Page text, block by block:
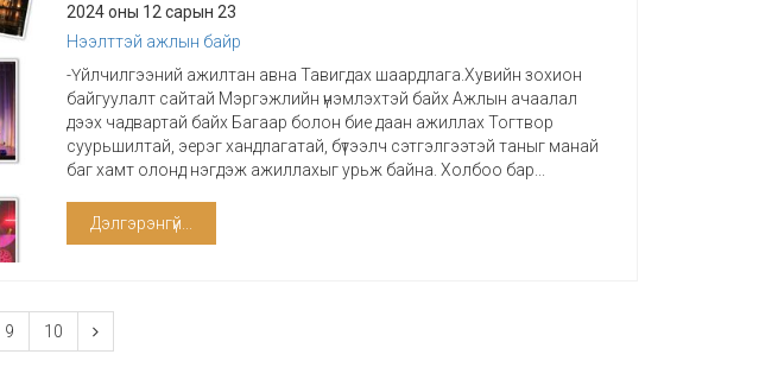
2024 оны 12 сарын 23
Нээлттэй ажлын байр
-Үйлчилгээний ажилтан авна Тавигдах шаардлага.Хувийн зохион
байгуулалт сайтай Мэргэжлийн үнэмлэхтэй байх Ажлын ачаалал
дээх чадвартай байх Багаар болон бие даан ажиллах Тогтвор
суурьшилтай, эерэг хандлагатай, бүтээлч сэтгэлгээтэй таныг манай
баг хамт олонд нэгдэж ажиллахыг урьж байна. Холбоо бар...
Дэлгэрэнгүй...
9 10